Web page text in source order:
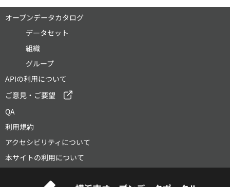
オープンデータカタログ
データセット
組織
グループ
APIの利用について
ご意見・ご要望
QA
利用規約
アクセシビリティについて
本サイトの利用について